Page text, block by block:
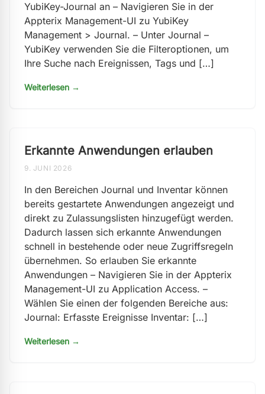
YubiKey-Journal an – Navigieren Sie in der
Appterix Management-UI zu YubiKey
Management > Journal. – Unter Journal –
YubiKey verwenden Sie die Filteroptionen, um
Ihre Suche nach Ereignissen, Tags und […]
Weiterlesen →
Erkannte Anwendungen erlauben
9. JUNI 2026
In den Bereichen Journal und Inventar können
bereits gestartete Anwendungen angezeigt und
direkt zu Zulassungslisten hinzugefügt werden.
Dadurch lassen sich erkannte Anwendungen
schnell in bestehende oder neue Zugriffsregeln
übernehmen. So erlauben Sie erkannte
Anwendungen – Navigieren Sie in der Appterix
Management-UI zu Application Access. –
Wählen Sie einen der folgenden Bereiche aus:
Journal: Erfasste Ereignisse Inventar: […]
Weiterlesen →